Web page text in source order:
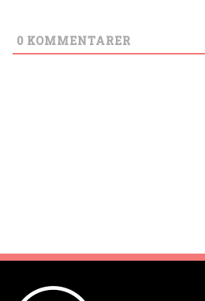
0 KOMMENTARER